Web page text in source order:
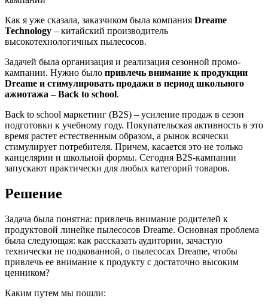
Как я уже сказала, заказчиком была компания Dreame
Technology – китайский производитель
высокотехнологичных пылесосов.
Задачей была организация и реализация сезонной промо-
кампании. Нужно было привлечь внимание к продукции
Dreame и стимулировать продажи в период школьного
ажиотажа – Back to school.
Back to school маркетинг (B2S) – усиление продаж в сезон
подготовки к учебному году. Покупательская активность в это
время растет естественным образом, а рынок всячески
стимулирует потребителя. Причем, касается это не только
канцелярии и школьной формы. Сегодня B2S-кампании
запускают практически для любых категорий товаров.
Решение
Задача была понятна: привлечь внимание родителей к
продуктовой линейке пылесосов Dreame. Основная проблема
была следующая: как рассказать аудитории, зачастую
технически не подкованной, о пылесосах Dreame, чтобы
привлечь ее внимание к продукту с достаточно высоким
ценником?
Каким путем мы пошли: